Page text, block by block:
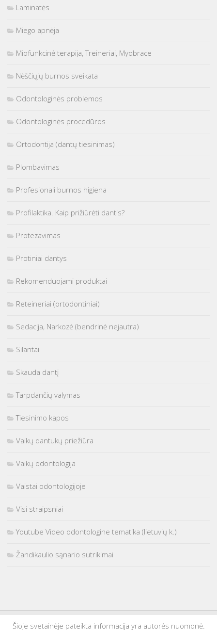
Laminatės
Miego apnėja
Miofunkcinė terapija, Treineriai, Myobrace
Nėščiųjų burnos sveikata
Odontologinės problemos
Odontologinės procedūros
Ortodontija (dantų tiesinimas)
Plombavimas
Profesionali burnos higiena
Profilaktika. Kaip prižiūrėti dantis?
Protezavimas
Protiniai dantys
Rekomenduojami produktai
Reteineriai (ortodontiniai)
Sedacija, Narkozė (bendrinė nejautra)
Silantai
Skauda dantį
Tarpdančių valymas
Tiesinimo kapos
Vaikų dantukų priežiūra
Vaikų odontologija
Vaistai odontologijoje
Visi straipsniai
Youtube Video odontologine tematika (lietuvių k.)
Žandikaulio sąnario sutrikimai
Šioje svetainėje pateikta informacija yra autorės nuomonė.